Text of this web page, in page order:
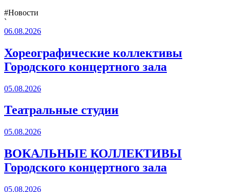
#Новости
`
06.08.2026
Хореографические коллективы
Городского концертного зала
05.08.2026
Театральные студии
05.08.2026
ВОКАЛЬНЫЕ КОЛЛЕКТИВЫ
Городского концертного зала
05.08.2026